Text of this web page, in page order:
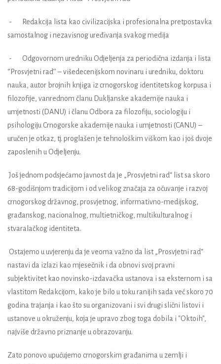
- Redakcija lista kao civilizacijska i profesionalna pretpostavka
samostalnog i nezavisnog uređivanja svakog medija
- Odgovornom uredniku Odjeljenja za periodična izdanja i lista
‘’Prosvjetni rad’’ – višedecenijskom novinaru i uredniku, doktoru
nauka, autor brojnih knjiga iz crnogorskog identitetskog korpusa i
filozofije, vanrednom članu Dukljanske akademije nauka i
umjetnosti (DANU) i članu Odbora za filozofiju, sociologiju i
psihologiju Crnogorske akademije nauka i umjetnosti (CANU) –
uručen je otkaz, tj. proglašen je tehnološkim viškom kao i još dvoje
zaposlenih u Odjeljenju.
Još jednom podsjećamo javnost da je „Prosvjetni rad“ list sa skoro
68-godišnjom tradicijom i od velikog značaja za očuvanje i razvoj
crnogorskog državnog, prosvjetnog, informativno-medijskog,
građanskog, nacionalnog, multietničkog, multikulturalnog i
stvaralačkog identiteta.
Ostajemo u uvjerenju da je veoma važno da list „Prosvjetni rad“
nastavi da izlazi kao mjesečnik i da obnovi svoj pravni
subjektivitet kao novinsko-izdavačka ustanova i sa eksternom i sa
vlastitom Redakcijom, kako je bilo u toku ranijih sada već skoro 70
godina trajanja i kao što su organizovani i svi drugi slični listovi i
ustanove u okruženju, koja je upravo zbog toga dobila i "Oktoih",
najviše državno priznanje u obrazovanju.
Zato ponovo upućujemo crnogorskim građanima u zemlji i